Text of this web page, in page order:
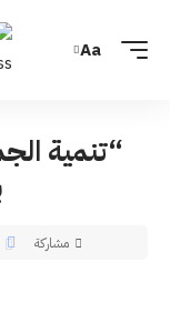
Aa
“تنمية
مشاركة